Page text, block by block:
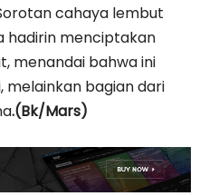
cahaya lembut
hadirin menciptakan
menandai bahwa ini
melainkan bagian dari
.(Bk/Mars)